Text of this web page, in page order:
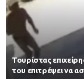
Τουρίστας
του επιτρέψει να